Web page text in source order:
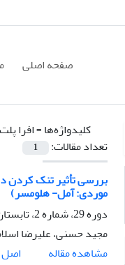
صفحه اصلی
کلیدواژه‌ها =افرا پلت
تعداد مقالات:
1
موردی: آمل- هلومسر)
دوره 29، شماره 2، تابستان 1395، صفحه
مجید حسنی، علیرضا
مشاهده مقاله
اصل